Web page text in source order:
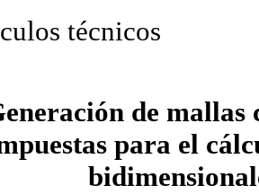
técnicos
de mallas
para el